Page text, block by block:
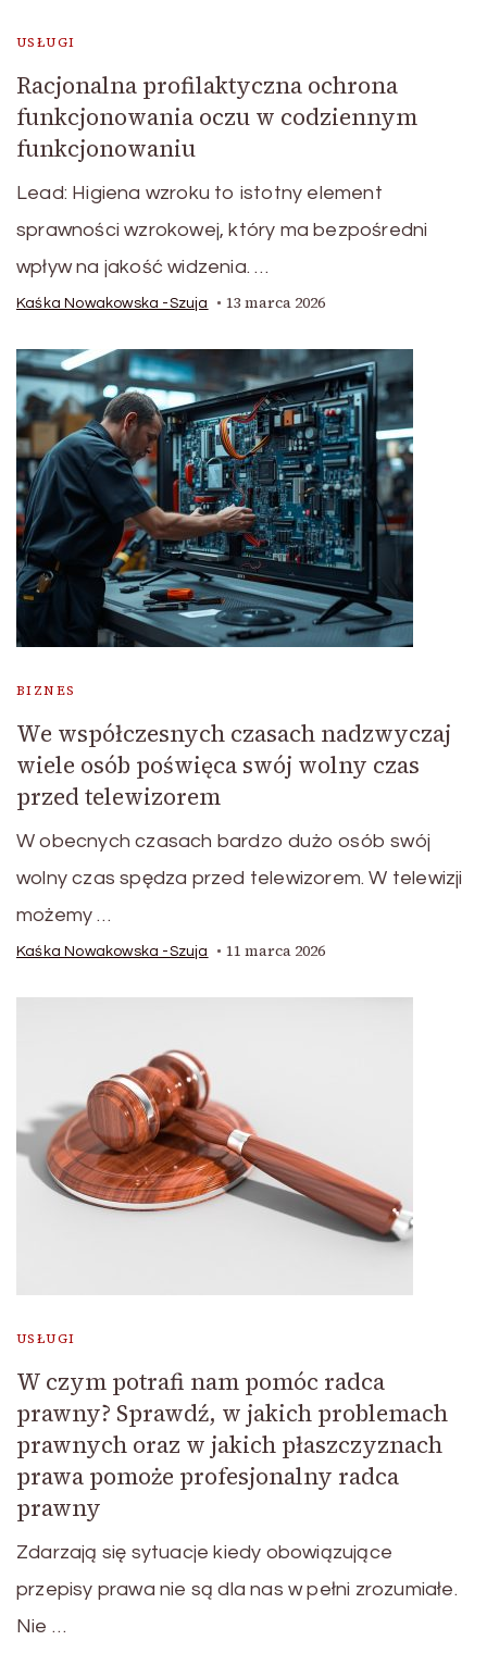
USŁUGI
Racjonalna profilaktyczna ochrona
funkcjonowania oczu w codziennym
funkcjonowaniu
Lead: Higiena wzroku to istotny element
sprawności wzrokowej, który ma bezpośredni
wpływ na jakość widzenia. …
Kaśka Nowakowska -Szuja 13 marca 2026
BIZNES
We współczesnych czasach nadzwyczaj
wiele osób poświęca swój wolny czas
przed telewizorem
W obecnych czasach bardzo dużo osób swój
wolny czas spędza przed telewizorem. W telewizji
możemy …
Kaśka Nowakowska -Szuja 11 marca 2026
USŁUGI
W czym potrafi nam pomóc radca
prawny? Sprawdź, w jakich problemach
prawnych oraz w jakich płaszczyznach
prawa pomoże profesjonalny radca
prawny
Zdarzają się sytuacje kiedy obowiązujące
przepisy prawa nie są dla nas w pełni zrozumiałe.
Nie …